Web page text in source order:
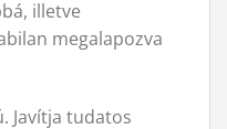
illetve
megalapozva
Javítja tudatos